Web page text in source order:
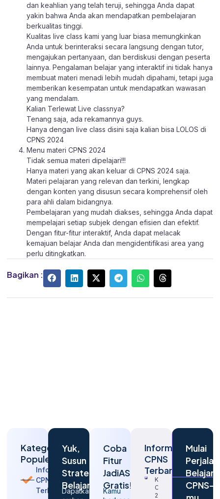
dan keahlian yang telah teruji, sehingga Anda dapat
yakin bahwa Anda akan mendapatkan pembelajaran
berkualitas tinggi.
Kualitas live class kami yang luar biasa memungkinkan
Anda untuk berinteraksi secara langsung dengan tutor,
mengajukan pertanyaan, dan berdiskusi dengan peserta
lainnya. Pengalaman belajar yang interaktif ini tidak hanya
membuat materi menadi lebih mudah dipahami, tetapi juga
memberikan kesempatan untuk mendapatkan wawasan
yang mendalam.
Kalian Terlewat Live classnya?
Tenang saja, ada rekamannya guys.
Hanya dengan live class disini saja kalian bisa LOLOS di
CPNS 2024
Menu materi CPNS 2024
Tidak semua materi dipelajari!!!
Hanya materi yang akan keluar di CPNS 2024 saja.
Materi pelajaran yang relevan dan terkini, lengkap
dengan konten yang disusun secara komprehensif oleh
para ahli dalam bidangnya.
Pembelajaran yang mudah diakses, sehingga Anda dapat
mempelajari setiap subjek dengan efisien dan efektif.
Dengan fitur-fitur interaktif, Anda dapat melacak
kemajuan belajar Anda dan mengidentifikasi area yang
perlu ditingkatkan.
Bagikan :
Kategori
Populer
Informasi
CPNS
Terbaru
Yuk,
Susun
Strategi
Belajarmu
Dapatkan
Coba
Fitur
JadiASN
Gratis!
Kamu
Informasi
CPNS
Terbaru
Kapan
CPNS
2026
Mulai
Belajar
CPNS-